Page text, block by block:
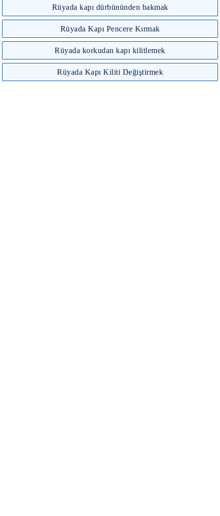
Rüyada kapı dürbününden bakmak
Rüyada Kapı Pencere Kırmak
Rüyada korkudan kapı kilitlemek
Rüyada Kapı Kiliti Değiştirmek